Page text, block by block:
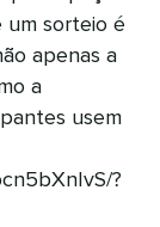
um sorteio é
apenas a
a
usem
?